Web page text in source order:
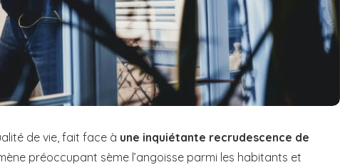
de vie, fait face à une inquiétante recrudescence de
préoccupant sème l’angoisse parmi les habitants et